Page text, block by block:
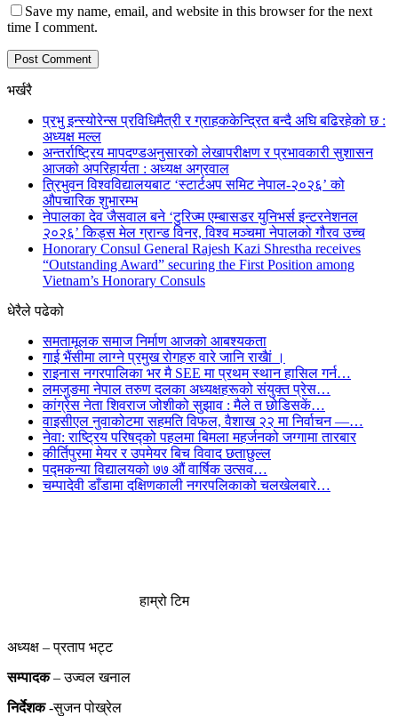
Save my name, email, and website in this browser for the next
time I comment.
भर्खरै
प्रभु इन्स्योरेन्स प्रविधिमैत्री र ग्राहककेन्द्रित बन्दै अघि बढिरहेको छ :
अध्यक्ष मल्ल
अन्तर्राष्ट्रिय मापदण्डअनुसारको लेखापरीक्षण र प्रभावकारी सुशासन
आजको अपरिहार्यता : अध्यक्ष अग्रवाल
त्रिभुवन विश्वविद्यालयबाट ‘स्टार्टअप समिट नेपाल-२०२६’ को
औपचारिक शुभारम्भ
नेपालका देव जैसवाल बने ‘टुरिज्म एम्बासडर युनिभर्स इन्टरनेशनल
२०२६’ किड्स मेल ग्रान्ड विनर, विश्व मञ्चमा नेपालको गौरव उच्च
Honorary Consul General Rajesh Kazi Shrestha receives
“Outstanding Award” securing the First Position among
Vietnam’s Honorary Consuls
धेरैले पढेको
समतामूलक समाज निर्माण आजको आबश्यकता
गाई भैंसीमा लाग्ने प्रमुख रोगहरु वारे जानि राखैां ।
राइनास नगरपालिका भर मै SEE मा प्रथम स्थान हासिल गर्न…
लमजुङमा नेपाल तरुण दलका अध्यक्षहरूको संयुक्त प्रेस…
कांग्रेस नेता शिवराज जोशीको सुझाव : मैले त छोडिसकें…
वाइसीएल नुवाकोटमा सहमति विफल, वैशाख २२ मा निर्वाचन —…
नेवा: राष्ट्रिय परिषद्को पहलमा बिमला महर्जनको जग्गामा तारबार
कीर्तिपुरमा मेयर र उपमेयर बिच विवाद छताछुल्ल
पद्मकन्या विद्यालयको ७७ औं ‌‌वार्षिक ‌उत्सव…
चम्पादेवी डाँडामा दक्षिणकाली नगरपलिकाको चलखेलबारे…
हाम्रो टिम
अध्यक्ष – प्रताप भट्ट
सम्पादक– उज्वल खनाल
निर्देशक-सुजन पोख्रेल